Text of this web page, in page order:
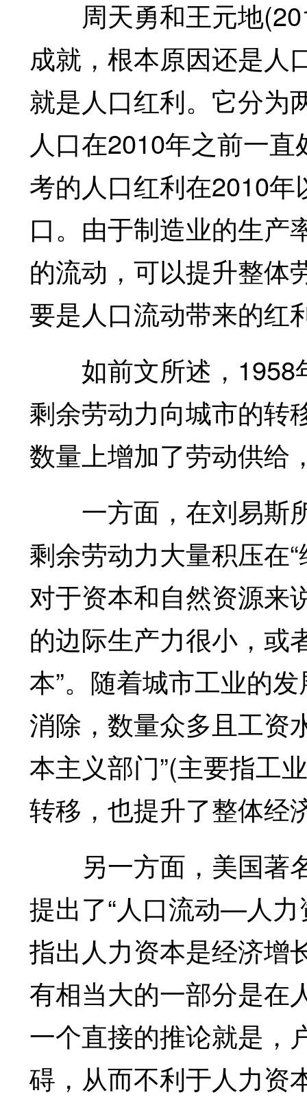
周天勇和王元地
成就，根本原因还是人
就是人口红利。它分为
人口在2010年之前一
考的人口红利在2010
口。由于制造业的生产
的流动，可以提升整体
要是人口流动带来的红
如前文所述，1958
剩余劳动力向城市的转
数量上增加了劳动供给
一方面，在刘易斯
剩余劳动力大量积压在
对于资本和自然资源
的边际生产力很小，或
本”。随着城市工业的
消除，数量众多且工资
本主义部门”(主要指工
转移，也提升了整体经
另一方面，美国著
提出了“人口流动—人
指出人力资本是经济增
有相当大的一部分是在
一个直接的推论就是，
碍，从而不利于人力资